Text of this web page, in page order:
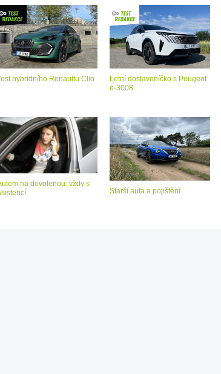
hybridního Renaultu Clio
Letní dostaveníčko s Peugeot
e-3008
na dovolenou: vždy s
Starší auta a pojištění